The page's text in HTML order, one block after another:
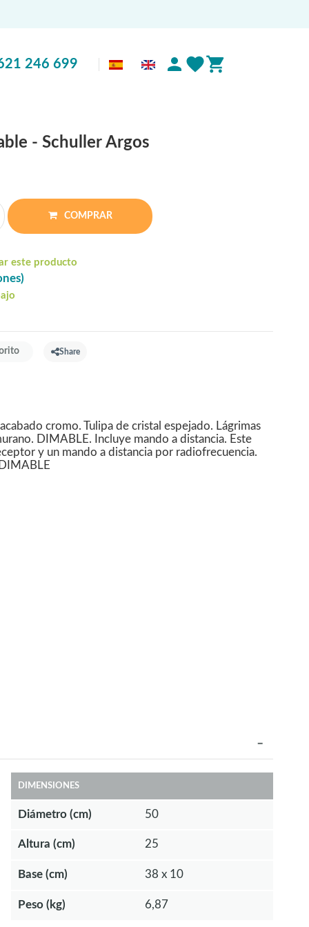
246 699
- Schuller Argos
COMPRAR
este producto
Share
cromo. Tulipa de cristal espejado. Lágrimas
DIMABLE. Incluye mando a distancia. Este
y un mando a distancia por radiofrecuencia.
DIMENSIONES
Diámetro (cm) 50
Altura (cm) 25
Base (cm) 38 x 10
Peso (kg) 6,87